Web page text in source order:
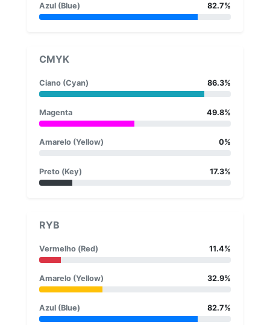
Azul (Blue) 82.7%
CMYK
Ciano (Cyan) 86.3%
Magenta 49.8%
Amarelo (Yellow) 0%
Preto (Key) 17.3%
RYB
Vermelho (Red) 11.4%
Amarelo (Yellow) 32.9%
Azul (Blue) 82.7%